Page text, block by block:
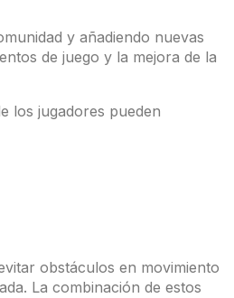
y añadiendo nuevas
de juego y la mejora de la
los jugadores pueden
obstáculos en movimiento
La combinación de estos